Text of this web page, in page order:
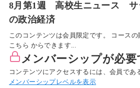
8月第1週 高校生ニュース サ
の政治経済
このコンテンツは会員限定です。 コース
こちら からできます...
メンバーシップが必要
コンテンツにアクセスするには、会員であ
メンバーシップレベルを表示